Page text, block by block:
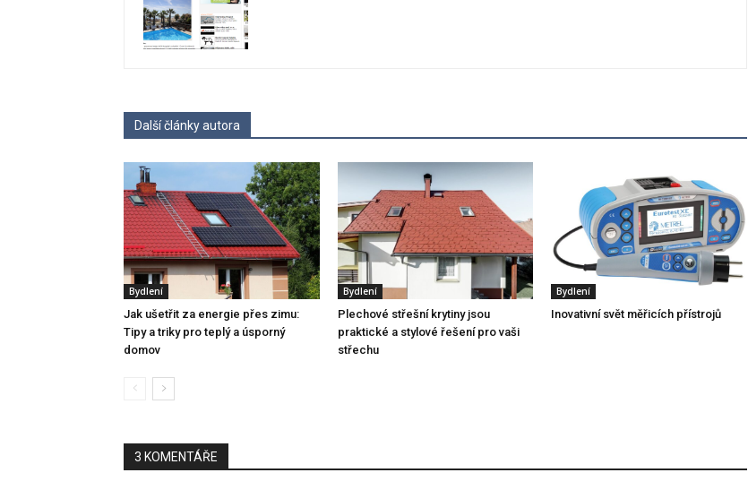
Další články autora
Bydlení
Jak ušetřit za energie přes zimu:
Tipy a triky pro teplý a úsporný
domov
Bydlení
Plechové střešní krytiny jsou
praktické a stylové řešení pro vaši
střechu
Bydlení
Inovativní svět měřicích přístrojů
3 KOMENTÁŘE